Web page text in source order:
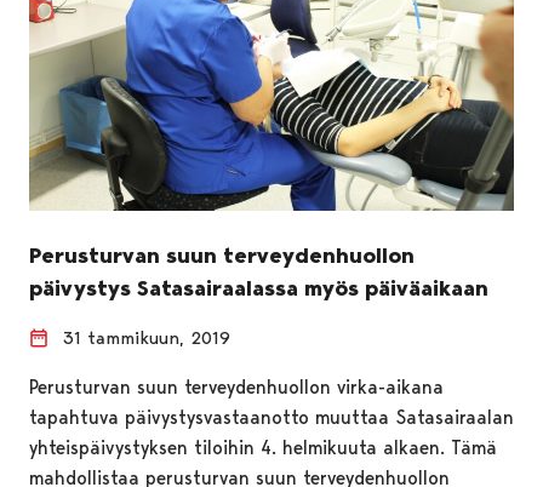
Perusturvan suun terveydenhuollon
päivystys Satasairaalassa myös päiväaikaan
31 tammikuun, 2019
Perusturvan suun terveydenhuollon virka-aikana
tapahtuva päivystysvastaanotto muuttaa Satasairaalan
yhteispäivystyksen tiloihin 4. helmikuuta alkaen. Tämä
mahdollistaa perusturvan suun terveydenhuollon